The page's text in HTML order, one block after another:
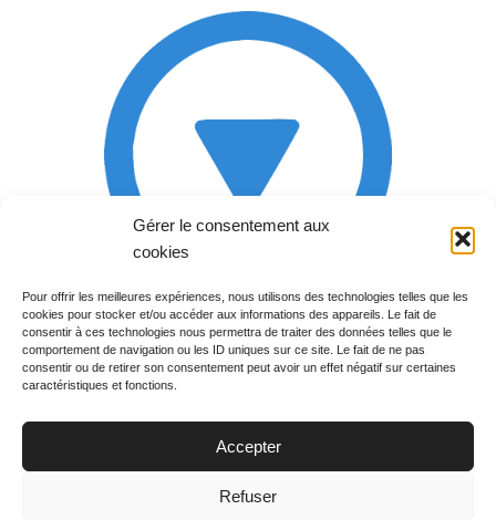
Gérer le consentement aux
cookies
Pour offrir les meilleures expériences, nous utilisons des technologies telles que les
cookies pour stocker et/ou accéder aux informations des appareils. Le fait de
consentir à ces technologies nous permettra de traiter des données telles que le
comportement de navigation ou les ID uniques sur ce site. Le fait de ne pas
consentir ou de retirer son consentement peut avoir un effet négatif sur certaines
caractéristiques et fonctions.
Accepter
Refuser
Rechercher votre
programme
Votre soirée :